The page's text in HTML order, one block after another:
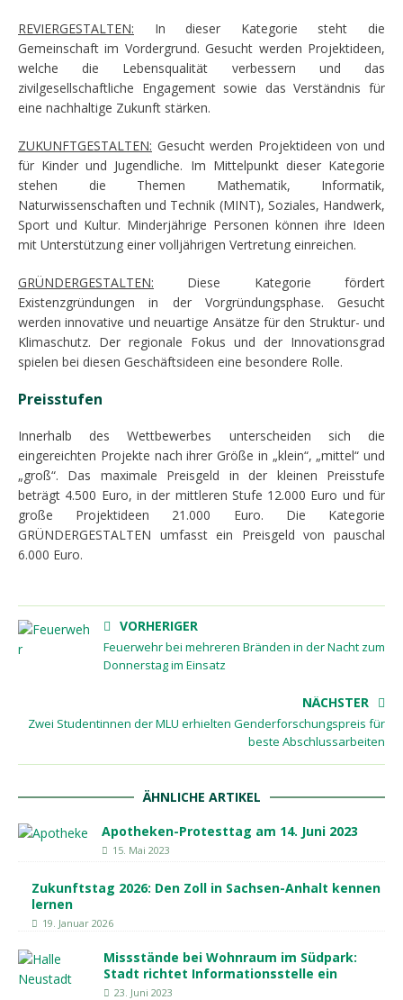
REVIERGESTALTEN: In dieser Kategorie steht die
Gemeinschaft im Vor­dergrund. Gesucht werden Projektideen,
welche die Lebensqualität ver­bessern und das
zivilgesellschaftliche Engagement sowie das Verständ­nis für
eine nachhaltige Zukunft stärken.
ZUKUNFTGESTALTEN: Gesucht werden Projektideen von und
für Kinder und Jugendliche. Im Mittelpunkt dieser Kategorie
stehen die Themen Mathematik, Informatik,
Naturwissenschaften und Technik (MINT), Sozia­les, Handwerk,
Sport und Kultur. Minderjährige Personen können ihre Ideen
mit Unterstützung einer volljährigen Vertretung einreichen.
GRÜNDERGESTALTEN: Diese Kategorie fördert
Existenzgründungen in der Vorgründungsphase. Gesucht
werden innovative und neuartige Ansätze für den Struktur- und
Klimaschutz. Der regionale Fokus und der Innovationsgrad
spielen bei diesen Geschäftsideen eine besondere Rolle.
Preisstufen
Innerhalb des Wettbewerbes unterscheiden sich die
eingereichten Pro­jekte nach ihrer Größe in „klein“, „mittel“ und
„groß“. Das maximale Preis­geld in der kleinen Preisstufe
beträgt 4.500 Euro, in der mittleren Stufe 12.000 Euro und für
große Projektideen 21.000 Euro. Die Kategorie
GRÜNDERGESTALTEN umfasst ein Preisgeld von pauschal
6.000 Euro.
VORHERIGER
Feuerwehr bei mehreren Bränden in der Nacht zum
Donnerstag im Einsatz
NÄCHSTER
Zwei Studentinnen der MLU erhielten Genderforschungspreis für
beste Abschlussarbeiten
ÄHNLICHE ARTIKEL
Apotheken-Protesttag am 14. Juni 2023
15. Mai 2023
Zukunftstag 2026: Den Zoll in Sachsen-Anhalt kennen
lernen
19. Januar 2026
Missstände bei Wohnraum im Südpark:
Stadt richtet Informationsstelle ein
23. Juni 2023